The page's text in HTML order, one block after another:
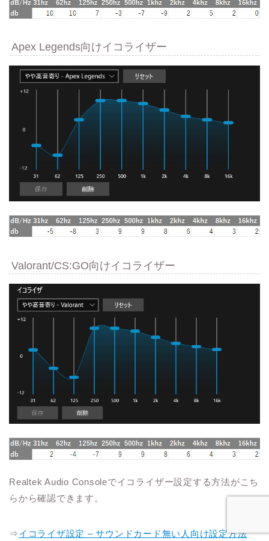
Apex Legends向けイコライザー
Valorant/CS:GO向けイコライザー
Realtek Audio Consoleでイコライザー設定する方法がこち
らから確認できます。
⇒イコライザ設定 – サウンドカード無い人向け設定方法